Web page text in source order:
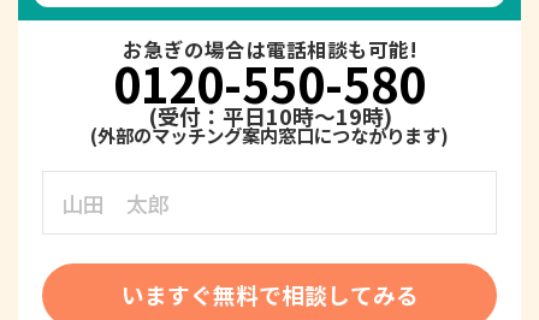
お急ぎの場合は電話相談も可能!
0120-550-580
(受付：平日10時～19時)
いますぐ無料で相談してみる